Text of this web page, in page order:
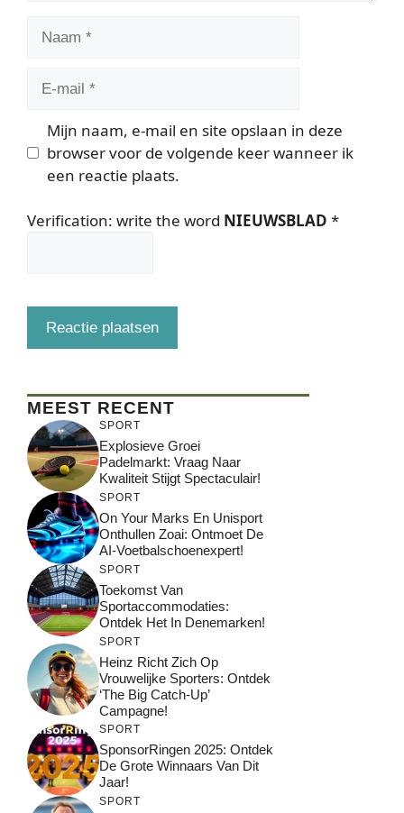
Mijn naam, e-mail en site opslaan in deze
browser voor de volgende keer wanneer ik
een reactie plaats.
Verification: write the word NIEUWSBLAD *
MEEST RECENT
SPORT
Explosieve Groei
Padelmarkt: Vraag Naar
Kwaliteit Stijgt Spectaculair!
SPORT
On Your Marks En Unisport
Onthullen Zoai: Ontmoet De
AI-Voetbalschoenexpert!
SPORT
Toekomst Van
Sportaccommodaties:
Ontdek Het In Denemarken!
SPORT
Heinz Richt Zich Op
Vrouwelijke Sporters: Ontdek
‘The Big Catch-Up’
Campagne!
SPORT
SponsorRingen 2025: Ontdek
De Grote Winnaars Van Dit
Jaar!
SPORT